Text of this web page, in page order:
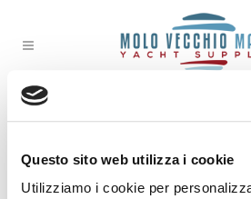
Questo sito web utilizza i cookie
Utilizziamo i cookie per
No posts were found.